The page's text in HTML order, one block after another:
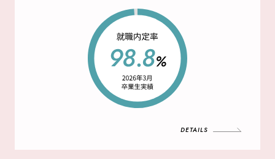
DETAILS